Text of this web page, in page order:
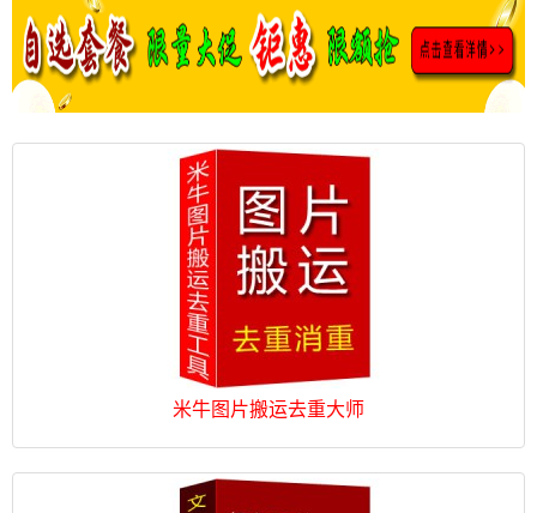
米牛图片搬运去重大师